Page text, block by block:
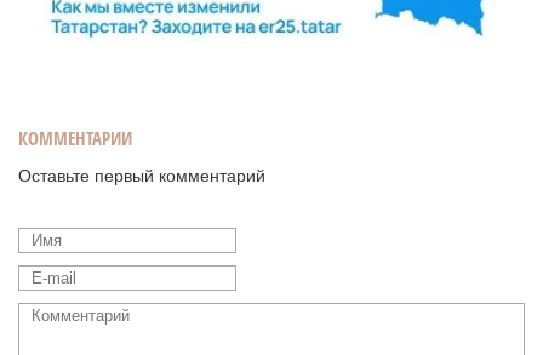
КОММЕНТАРИИ
Оставьте первый комментарий